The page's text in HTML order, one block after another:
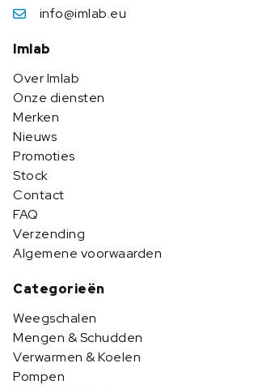
info@imlab.eu
Imlab
Over Imlab
Onze diensten
Merken
Nieuws
Promoties
Stock
Contact
FAQ
Verzending
Algemene voorwaarden
Categorieën
Weegschalen
Mengen & Schudden
Verwarmen & Koelen
Pompen